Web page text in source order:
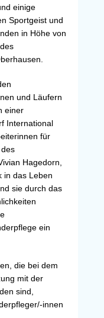
einige
Sportgeist und
in Höhe von
und Läufern
einer
International
für
Hagedorn,
in das Leben
sie durch das
ein
die bei dem
mit der
sind,
innen